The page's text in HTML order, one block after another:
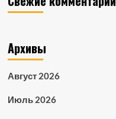
Архивы
Август 2026
Июль 2026